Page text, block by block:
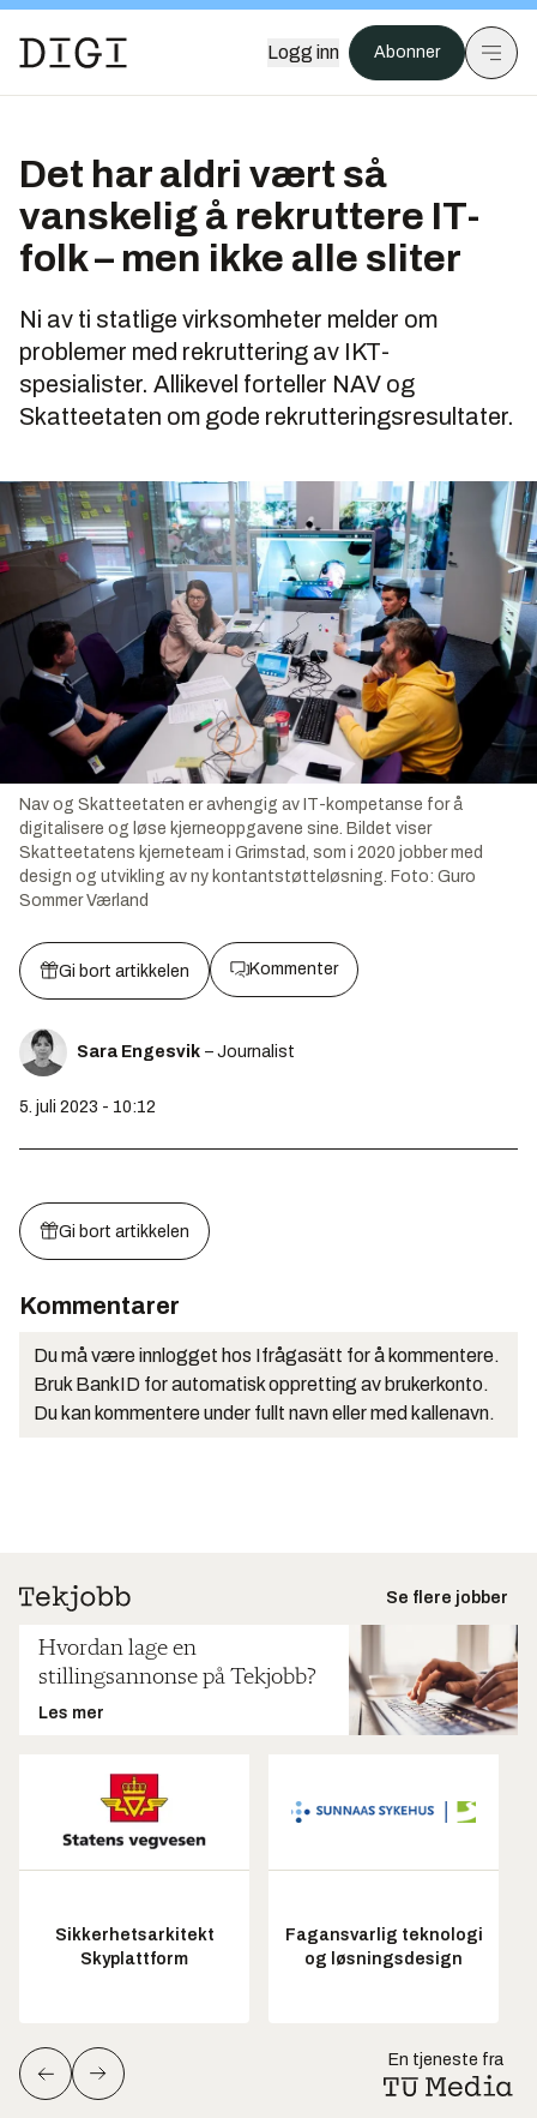
Logg inn Abonner
Det har aldri vært så
vanskelig å rekruttere IT-
folk – men ikke alle sliter
Ni av ti statlige virksomheter melder om
problemer med rekruttering av IKT-
spesialister. Allikevel forteller NAV og
Skatteetaten om gode rekrutteringsresultater.
Nav og Skatteetaten er avhengig av IT-kompetanse for å
digitalisere og løse kjerneoppgavene sine. Bildet viser
Skatteetatens kjerneteam i Grimstad, som i 2020 jobber med
design og utvikling av ny kontantstøtteløsning. Foto: Guro
Sommer Værland
Gi bort artikkelen Kommenter
Sara Engesvik – Journalist
5. juli 2023 - 10:12
Gi bort artikkelen
Kommentarer
Du må være innlogget hos Ifrågasätt for å kommentere.
Bruk BankID for automatisk oppretting av brukerkonto.
Du kan kommentere under fullt navn eller med kallenavn.
Se flere jobber
Hvordan lage en
stillingsannonse på Tekjobb?
Les mer
Sikkerhetsarkitekt
Skyplattform
Fagansvarlig teknologi
og løsningsdesign
En tjeneste fra